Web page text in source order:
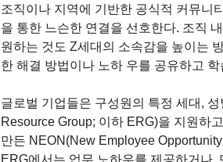
조직이나 지역에 기반한 공식적 커뮤니
을 통한 느슨한 연결을 선호한다. 조직
원하는 것도 Z세대의 소속감을 높이는
한 해결 방법이나 노하 우를 공유하고
글로벌 기업들은 구성원의 특정 세대,
Resource Group; 이하 ERG)을 지원하
만든 NEON(New Employee
ERG에서는 업무 노하우를 제공하거나,